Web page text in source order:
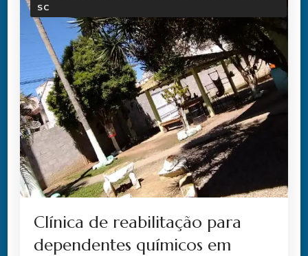
SC
Clínica de reabilitação para
dependentes químicos em